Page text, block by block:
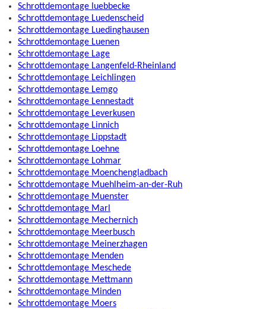
Schrottdemontage luebbecke
Schrottdemontage Luedenscheid
Schrottdemontage Luedinghausen
Schrottdemontage Luenen
Schrottdemontage Lage
Schrottdemontage Langenfeld-Rheinland
Schrottdemontage Leichlingen
Schrottdemontage Lemgo
Schrottdemontage Lennestadt
Schrottdemontage Leverkusen
Schrottdemontage Linnich
Schrottdemontage Lippstadt
Schrottdemontage Loehne
Schrottdemontage Lohmar
Schrottdemontage Moenchengladbach
Schrottdemontage Muehlheim-an-der-Ruh
Schrottdemontage Muenster
Schrottdemontage Marl
Schrottdemontage Mechernich
Schrottdemontage Meerbusch
Schrottdemontage Meinerzhagen
Schrottdemontage Menden
Schrottdemontage Meschede
Schrottdemontage Mettmann
Schrottdemontage Minden
Schrottdemontage Moers